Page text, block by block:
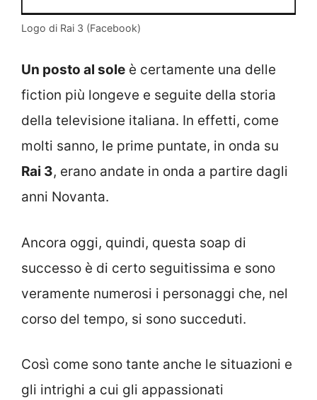
Logo di Rai 3 (Facebook)
Un posto al sole è certamente una delle
fiction più longeve e seguite della storia
della televisione italiana. In effetti, come
molti sanno, le prime puntate, in onda su
Rai 3, erano andate in onda a partire dagli
anni Novanta.
Ancora oggi, quindi, questa soap di
successo è di certo seguitissima e sono
veramente numerosi i personaggi che, nel
corso del tempo, si sono succeduti.
Così come sono tante anche le situazioni e
gli intrighi a cui gli appassionati